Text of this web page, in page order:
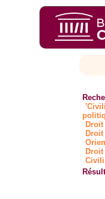
Droit